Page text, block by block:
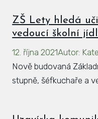
ZŠ Lety hledá
vedoucí školní
12. října 2021Autor:
Nově budovaná
stupně, šéfkuchaře a